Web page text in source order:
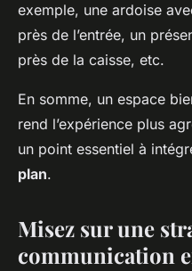
exemple, une ardoise
près de l’entrée, un
près de la caisse, etc.
En somme, un espace
rend l’expérience plus
un point essentiel à
plan.
Misez sur une
communication